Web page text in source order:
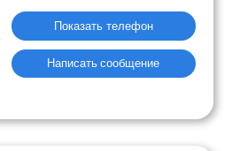
Показать телефон
Написать сообщение